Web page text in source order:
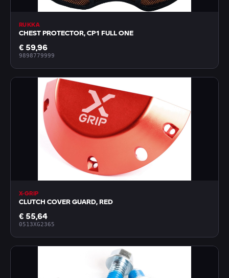
RUKKA
CHEST PROTECTOR, CP1 FULL ONE
€ 59,96
9898779999
X-GRIP
CLUTCH COVER GUARD, RED
€ 55,64
0513XG2365